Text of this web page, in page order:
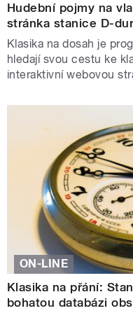
Hudební pojmy na
stránka stanice D-
Klasika na dosah je
hledají svou cestu ke
interaktivní webovou
ON-LINE
Klasika na přání:
bohatou databázi